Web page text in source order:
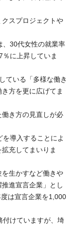
スプロジェクトや
、30代女性の就業率
に上昇していま
ている「多様な働き
方を更に広げてま
き方の見直しが必
導入することによ
充してまいりま
生かすなど働きや
進宣言企業」とし
は宣言企業を1,000
付けていますが、埼